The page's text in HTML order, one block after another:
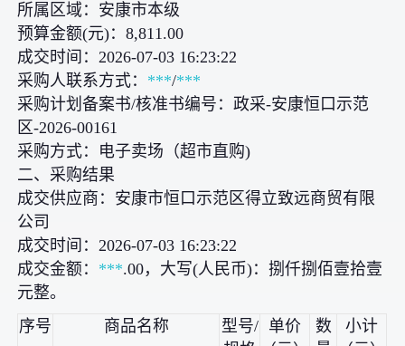
所属区域：安康市本级
预算金额(元)：8,811.00
成交时间：2026-07-03 16:23:22
采购人联系方式： ***/***
采购计划备案书/核准书编号：政采-安康恒口示范
区-2026-00161
采购方式：电子卖场（超市直购)
二、采购结果
成交供应商：安康市恒口示范区得立致远商贸有限
公司
成交时间：2026-07-03 16:23:22
成交金额： ***.00，大写(人民币)：捌仟捌佰壹拾壹
元整。
序号
商品名称
型号/
单价
数
小计